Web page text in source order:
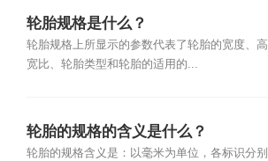
轮胎规格是什么？
轮胎规格上所显示的参数代表了轮胎的宽度、高
宽比、轮胎类型和轮胎的适用的...
轮胎的规格的含义是什么？
轮胎的规格含义是：以毫米为单位，各标识分别